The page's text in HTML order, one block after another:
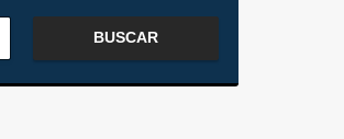
BUSCAR